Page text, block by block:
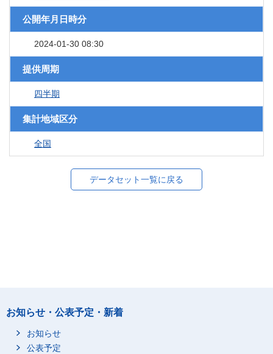
公開年月日時分
2024-01-30 08:30
提供周期
四半期
集計地域区分
全国
データセット一覧に戻る
お知らせ・公表予定・新着
お知らせ
公表予定